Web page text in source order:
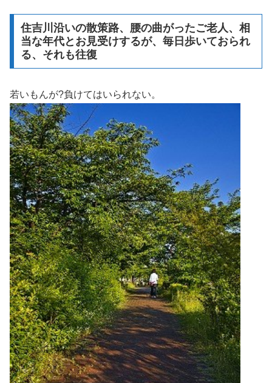
住吉川沿いの散策路、腰の曲がったご老人、相
当な年代とお見受けするが、毎日歩いておられ
る、それも往復
若いもんが?負けてはいられない。